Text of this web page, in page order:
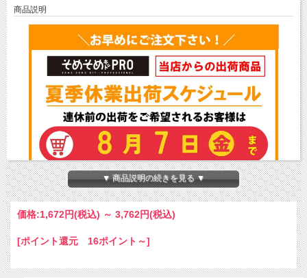
商品説明
▼ 商品説明の続きを見る ▼
価格:1,672円(税込) ～ 3,762円(税込)
[ポイント還元 16ポイント～]